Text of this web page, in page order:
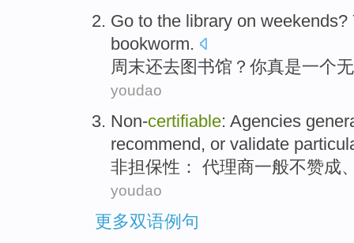
Go to the library on weekends?
bookworm.
周末还去图书馆 ？ 你真是一个
youdao
Non-certifiable: Agencies
recommend, or validate
非担保性 ： 代理商一般不赞成
youdao
更多双语例句